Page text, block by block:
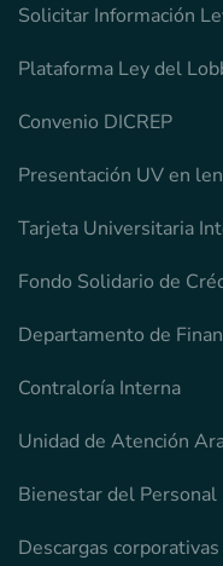
Solicitar Información
Plataforma Ley del
Convenio DICREP
Presentación UV en
Tarjeta Universitaria
Fondo Solidario de
Departamento de
Contraloría Interna
Unidad de Atención
Bienestar del Personal
Descargas corporativas